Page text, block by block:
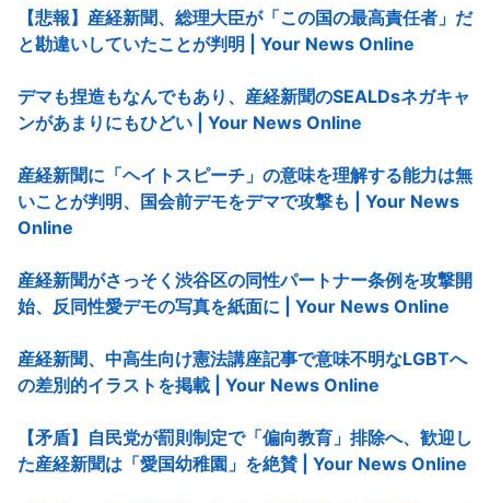
【悲報】産経新聞、総理大臣が「この国の最高責任者」だ
と勘違いしていたことが判明 | Your News Online
デマも捏造もなんでもあり、産経新聞のSEALDsネガキャ
ンがあまりにもひどい | Your News Online
産経新聞に「ヘイトスピーチ」の意味を理解する能力は無
いことが判明、国会前デモをデマで攻撃も | Your News
Online
産経新聞がさっそく渋谷区の同性パートナー条例を攻撃開
始、反同性愛デモの写真を紙面に | Your News Online
産経新聞、中高生向け憲法講座記事で意味不明なLGBTへ
の差別的イラストを掲載 | Your News Online
【矛盾】自民党が罰則制定で「偏向教育」排除へ、歓迎し
た産経新聞は「愛国幼稚園」を絶賛 | Your News Online